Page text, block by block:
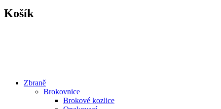
Košík
Zbraně
Brokovnice
Brokové kozlice